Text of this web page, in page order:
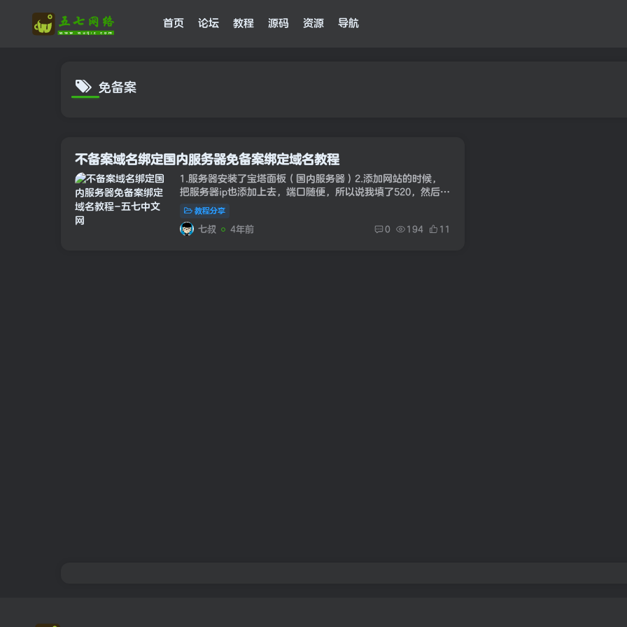
首页 论坛 教程 源码 资源 导航
免备案
不备案域名绑定国内服务器免备案绑定域名教程
1.服务器安装了宝塔面板（国内服务器）2.添加网站的时候，
把服务器ip也添加上去，端口随便，所以说我填了520，然后把
域名也绑定上去，域名端口就不改了3.然后买个cdn，把域名解
析cdn上，然后绑...
教程分享
七叔 4年前 0 194 11